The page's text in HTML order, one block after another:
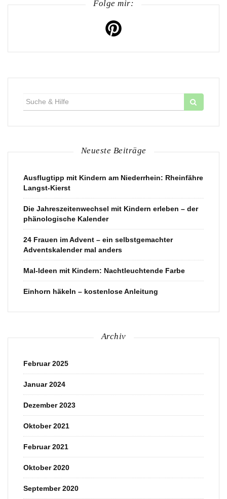
Folge mir:
Neueste Beiträge
Ausflugtipp mit Kindern am Niederrhein: Rheinfähre
Langst-Kierst
Die Jahreszeitenwechsel mit Kindern erleben – der
phänologische Kalender
24 Frauen im Advent – ein selbstgemachter
Adventskalender mal anders
Mal-Ideen mit Kindern: Nachtleuchtende Farbe
Einhorn häkeln – kostenlose Anleitung
Archiv
Februar 2025
Januar 2024
Dezember 2023
Oktober 2021
Februar 2021
Oktober 2020
September 2020